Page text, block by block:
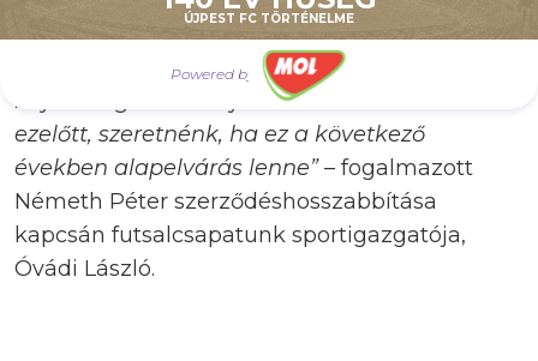
ÚJPEST FC TÖRTÉNELME
Powered by
értünk el, hiszen korábban sosem jutottunk el
a Magyar Kupában a döntőbe, illetve a
bajnokságban sem játszhattunk éremért
ezelőtt, szeretnénk, ha ez a következő
években alapelvárás lenne”– fogalmazott
Németh Péter szerződéshosszabbítása
kapcsán futsalcsapatunk sportigazgatója,
Óvádi László.